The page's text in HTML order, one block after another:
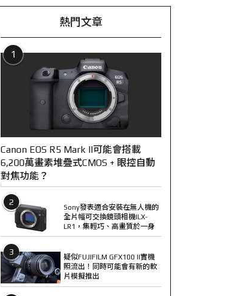
熱門文章
1
Canon EOS R5 Mark II可能會搭載
6,200萬畫素堆疊式CMOS + 眼控自動
對焦功能？
2
Sony發表適合安裝在無人機的
全片幅可交換鏡頭相機ILX-
LR1，集輕巧、高畫質於一身
3
疑似FUJIFILM GFX100 II實機
照流出！同時可能會有新的軟
片模擬推出